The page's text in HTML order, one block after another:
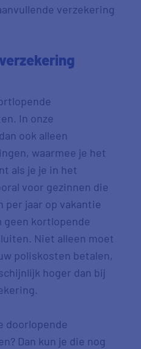
verzekering
In onze
ook alleen
waarmee je het
als je je in het
voor gezinnen die
per jaar op vakantie
geen kortlopende
Niet alleen moet
poliskosten betalen,
hoger dan bij
doorlopende
Dan kun je die nog